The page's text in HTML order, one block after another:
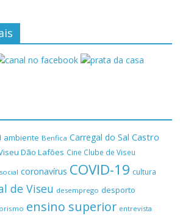
ambiente Benfica Carregal do Sal Castro
Dão Lafões Cine Clube de Viseu
coronavírus COVID-19 cultura
de Viseu desemprego desporto
ensino superior entrevista